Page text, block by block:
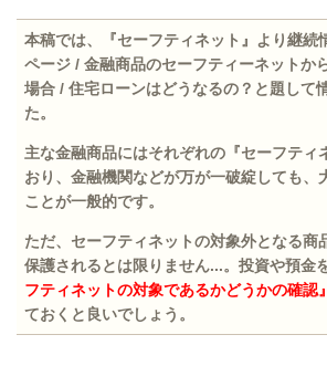
本稿では、『セーフティネット』より継続
ページ / 金融商品のセーフティーネットか
場合 / 住宅ローンはどうなるの？と題して
た。
主な金融商品にはそれぞれの『セーフティ
おり、金融機関などが万が一破綻しても、
ことが一般的です。
ただ、セーフティネットの対象外となる商
保護されるとは限りません...。 投資や預金
フティネットの対象であるかどうかの確認』
ておくと良いでしょう。